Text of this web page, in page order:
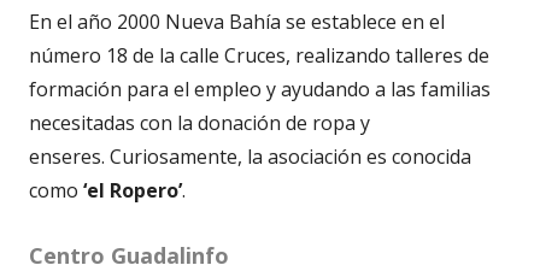
En el año 2000 Nueva Bahía se establece en el
número 18 de la calle Cruces, realizando talleres de
formación para el empleo y ayudando a las familias
necesitadas con la donación de ropa y
enseres. Curiosamente, la asociación es conocida
como ‘el Ropero’.
Centro Guadalinfo